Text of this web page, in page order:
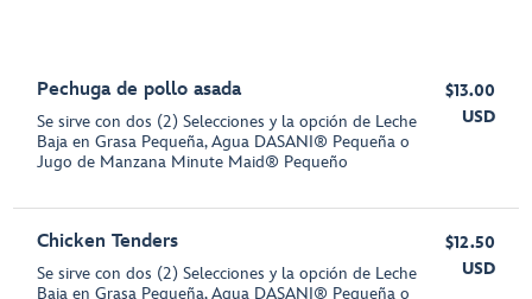
Pechuga de pollo asada
Se sirve con dos (2) Selecciones y la opción de Leche
Baja en Grasa Pequeña, Agua DASANI® Pequeña o
Jugo de Manzana Minute Maid® Pequeño
$13.00
USD
Chicken Tenders
Se sirve con dos (2) Selecciones y la opción de Leche
Baja en Grasa Pequeña, Agua DASANI® Pequeña o
$12.50
USD